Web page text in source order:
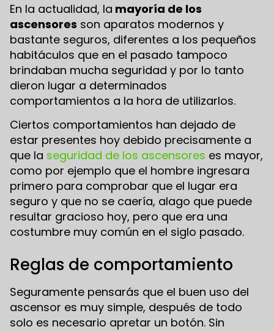
En la actualidad, la mayoría de los
ascensores son aparatos modernos y
bastante seguros, diferentes a los pequeños
habitáculos que en el pasado tampoco
brindaban mucha seguridad y por lo tanto
dieron lugar a determinados
comportamientos a la hora de utilizarlos.
Ciertos comportamientos han dejado de
estar presentes hoy debido precisamente a
que la seguridad de los ascensores es mayor,
como por ejemplo que el hombre ingresara
primero para comprobar que el lugar era
seguro y que no se caería, alago que puede
resultar gracioso hoy, pero que era una
costumbre muy común en el siglo pasado.
Reglas de comportamiento
Seguramente pensarás que el buen uso del
ascensor es muy simple, después de todo
solo es necesario apretar un botón. Sin